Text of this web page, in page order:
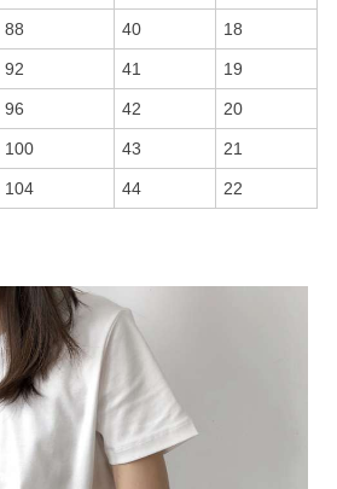
88 40 18
92 41 19
96 42 20
100 43 21
104 44 22